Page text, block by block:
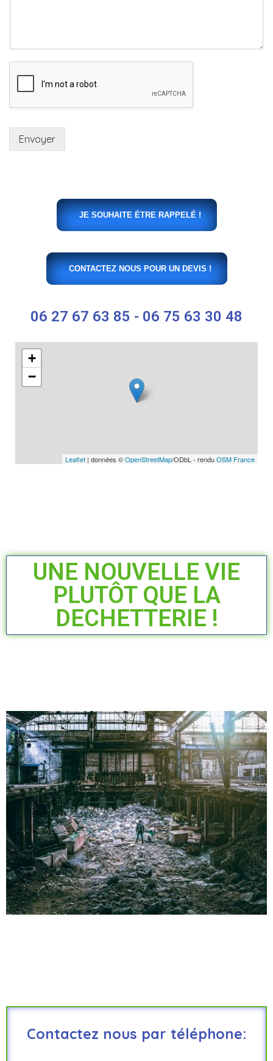
Envoyer
JE SOUHAITE ÉTRE RAPPELÉ !
CONTACTEZ NOUS POUR UN DEVIS !
06 27 67 63 85 - 06 75 63 30 48
+
−
Leaflet | données ©OpenStreetMap/ODbL - renduOSM France
UNE NOUVELLE VIE
PLUTÔT QUE LA
DECHETTERIE !
Contactez nous par téléphone: